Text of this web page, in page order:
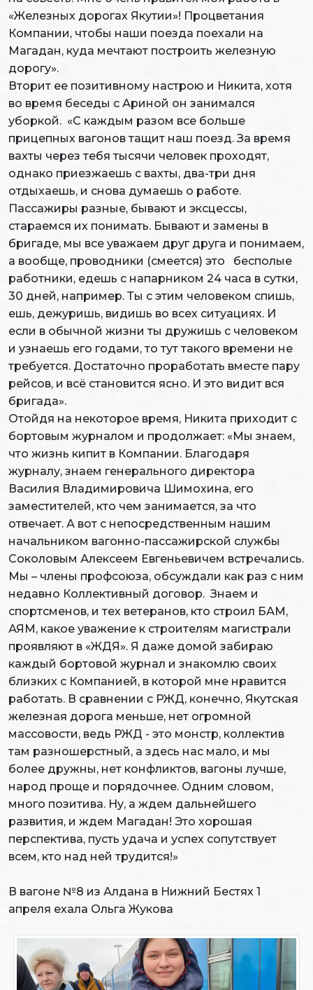
«Железных дорогах Якутии»! Процветания
Компании, чтобы наши поезда поехали на
Магадан, куда мечтают построить железную
дорогу».
Вторит ее позитивному настрою и Никита, хотя
во время беседы с Ариной он занимался
уборкой. «С каждым разом все больше
прицепных вагонов тащит наш поезд. За время
вахты через тебя тысячи человек проходят,
однако приезжаешь с вахты, два-три дня
отдыхаешь, и снова думаешь о работе.
Пассажиры разные, бывают и эксцессы,
стараемся их понимать. Бывают и замены в
бригаде, мы все уважаем друг друга и понимаем,
а вообще, проводники (смеется) это бесполые
работники, едешь с напарником 24 часа в сутки,
30 дней, например. Ты с этим человеком спишь,
ешь, дежуришь, видишь во всех ситуациях. И
если в обычной жизни ты дружишь с человеком
и узнаешь его годами, то тут такого времени не
требуется. Достаточно проработать вместе пару
рейсов, и всё становится ясно. И это видит вся
бригада».
Отойдя на некоторое время, Никита приходит с
бортовым журналом и продолжает: «Мы знаем,
что жизнь кипит в Компании. Благодаря
журналу, знаем генерального директора
Василия Владимировича Шимохина, его
заместителей, кто чем занимается, за что
отвечает. А вот с непосредственным нашим
начальником вагонно-пассажирской службы
Соколовым Алексеем Евгеньевичем встречались.
Мы – члены профсоюза, обсуждали как раз с ним
недавно Коллективный договор. Знаем и
спортсменов, и тех ветеранов, кто строил БАМ,
АЯМ, какое уважение к строителям магистрали
проявляют в «ЖДЯ». Я даже домой забираю
каждый бортовой журнал и знакомлю своих
близких с Компанией, в которой мне нравится
работать. В сравнении с РЖД, конечно, Якутская
железная дорога меньше, нет огромной
массовости, ведь РЖД - это монстр, коллектив
там разношерстный, а здесь нас мало, и мы
более дружны, нет конфликтов, вагоны лучше,
народ проще и порядочнее. Одним словом,
много позитива. Ну, а ждем дальнейшего
развития, и ждем Магадан! Это хорошая
перспектива, пусть удача и успех сопутствует
всем, кто над ней трудится!»
В вагоне №8 из Алдана в Нижний Бестях 1
апреля ехала Ольга Жукова